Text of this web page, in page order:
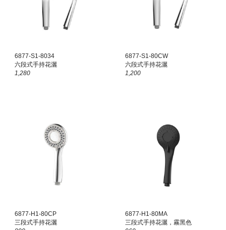
6877-S1-8034
六段式手持花灑
1,280
6877-S1-80CW
六段式手持花灑
1,200
6877-H1-80CP
三段式手持花灑
6877-H1-80MA
三段式手持花灑，霧黑色